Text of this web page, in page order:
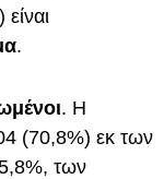
.
. Η
(70,8%) εκ των
των